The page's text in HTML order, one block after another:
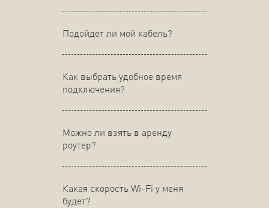
Подойдет ли мой кабель?
Как выбрать удобное время
подключения?
Можно ли взять в аренду
роутер?
Какая скорость Wi-Fi у меня
будет?